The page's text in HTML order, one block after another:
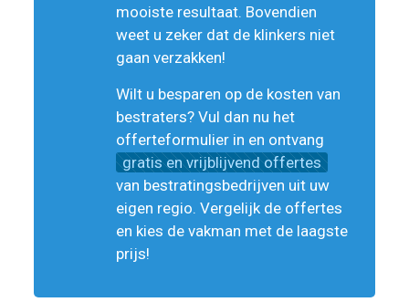
mooiste resultaat. Bovendien
weet u zeker dat de klinkers niet
gaan verzakken!
Wilt u besparen op de kosten van
bestraters? Vul dan nu het
offerteformulier in en ontvang
gratis en vrijblijvend offertes
van bestratingsbedrijven uit uw
eigen regio. Vergelijk de offertes
en kies de vakman met de laagste
prijs!